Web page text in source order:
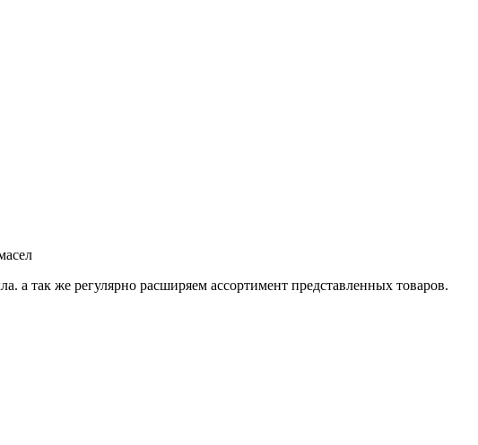
а так же регулярно расширяем ассортимент представленных товаров.